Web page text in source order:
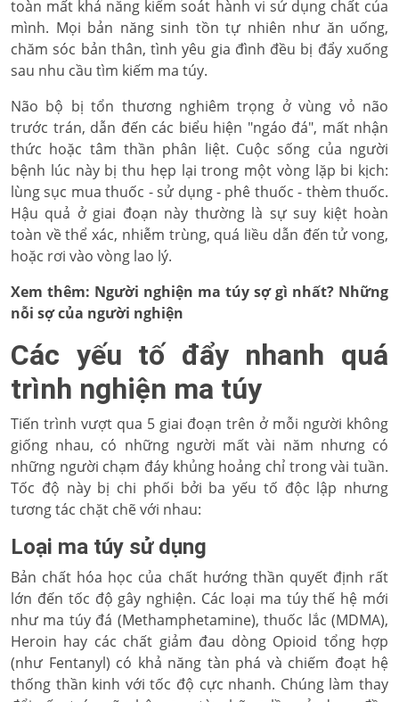
toàn mất khả năng kiểm soát hành vi sử dụng chất của
mình. Mọi bản năng sinh tồn tự nhiên như ăn uống,
chăm sóc bản thân, tình yêu gia đình đều bị đẩy xuống
sau nhu cầu tìm kiếm ma túy.
Não bộ bị tổn thương nghiêm trọng ở vùng vỏ não
trước trán, dẫn đến các biểu hiện "ngáo đá", mất nhận
thức hoặc tâm thần phân liệt. Cuộc sống của người
bệnh lúc này bị thu hẹp lại trong một vòng lặp bi kịch:
lùng sục mua thuốc - sử dụng - phê thuốc - thèm thuốc.
Hậu quả ở giai đoạn này thường là sự suy kiệt hoàn
toàn về thể xác, nhiễm trùng, quá liều dẫn đến tử vong,
hoặc rơi vào vòng lao lý.
Xem thêm: Người nghiện ma túy sợ gì nhất? Những
nỗi sợ của người nghiện
Các yếu tố đẩy nhanh quá
trình nghiện ma túy
Tiến trình vượt qua 5 giai đoạn trên ở mỗi người không
giống nhau, có những người mất vài năm nhưng có
những người chạm đáy khủng hoảng chỉ trong vài tuần.
Tốc độ này bị chi phối bởi ba yếu tố độc lập nhưng
tương tác chặt chẽ với nhau:
Loại ma túy sử dụng
Bản chất hóa học của chất hướng thần quyết định rất
lớn đến tốc độ gây nghiện. Các loại ma túy thế hệ mới
như ma túy đá (Methamphetamine), thuốc lắc (MDMA),
Heroin hay các chất giảm đau dòng Opioid tổng hợp
(như Fentanyl) có khả năng tàn phá và chiếm đoạt hệ
thống thần kinh với tốc độ cực nhanh. Chúng làm thay